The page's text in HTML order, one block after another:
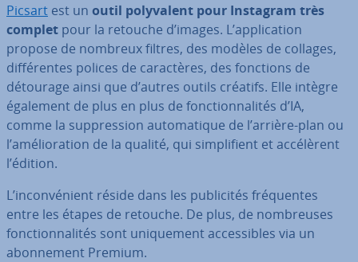
Picsart est un outil po­ly­va­lent pour Instagram très
complet pour la retouche d’images. L’ap­pli­ca­tion
propose de nombreux filtres, des modèles de collages,
dif­fé­rentes polices de ca­rac­tères, des fonctions de
détourage ainsi que d’autres outils créatifs. Elle intègre
également de plus en plus de fonc­tion­na­li­tés d’IA,
comme la sup­pres­sion au­to­ma­tique de l’arrière-plan ou
l’amé­lio­ra­tion de la qualité, qui sim­pli­fient et ac­cé­lè­rent
l’édition.
L’in­con­vé­nient réside dans les pu­bli­ci­tés fré­quentes
entre les étapes de retouche. De plus, de nom­breuses
fonc­tion­na­li­tés sont uni­que­ment ac­ces­sibles via un
abon­ne­ment Premium.